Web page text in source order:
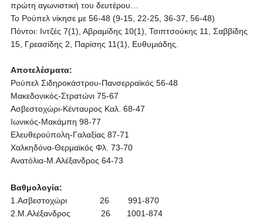
πρώτη αγωνιστική του δευτέρου…
Το Ρούπελ νίκησε με 56-48 (9-15, 22-25, 36-37, 56-48)
Πόντοι: Ιντζές 7(1), Αβραμίδης 10(1), Τσιπτσούκης 11, Σαββίδης
15, Γρεασίδης 2, Παρίσης 11(1), Ευθυμιάδης.
Αποτελέσματα:
Ρούπελ Σιδηροκάστρου-Πανσερραϊκός 56-48
Μακεδονικός-Στρατώνι 75-67
Ασβεστοχώρι-Κένταυρος Καλ. 68-47
Ιωνικός-Μακάμπη 98-77
Ελευθερούπολη-Γαλαξίας 87-71
Χαλκηδόνα-Θερμαϊκός Φλ. 73-70
Ανατόλια-Μ.Αλέξανδρος 64-73
Βαθμολογία:
1.Ασβεστοχώρι 26 991-870
2.Μ.Αλέξανδρος 26 1001-874